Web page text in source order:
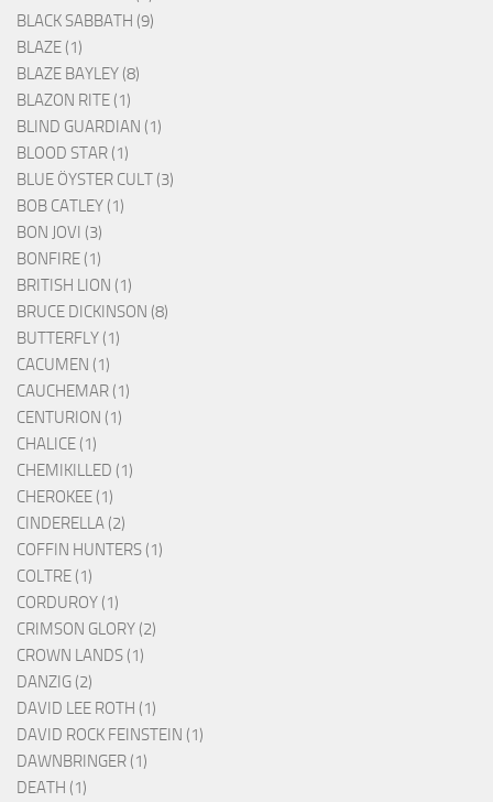
BLACK SABBATH (9)
BLAZE (1)
BLAZE BAYLEY (8)
BLAZON RITE (1)
BLIND GUARDIAN (1)
BLOOD STAR (1)
BLUE ÖYSTER CULT (3)
BOB CATLEY (1)
BON JOVI (3)
BONFIRE (1)
BRITISH LION (1)
BRUCE DICKINSON (8)
BUTTERFLY (1)
CACUMEN (1)
CAUCHEMAR (1)
CENTURION (1)
CHALICE (1)
CHEMIKILLED (1)
CHEROKEE (1)
CINDERELLA (2)
COFFIN HUNTERS (1)
COLTRE (1)
CORDUROY (1)
CRIMSON GLORY (2)
CROWN LANDS (1)
DANZIG (2)
DAVID LEE ROTH (1)
DAVID ROCK FEINSTEIN (1)
DAWNBRINGER (1)
DEATH (1)